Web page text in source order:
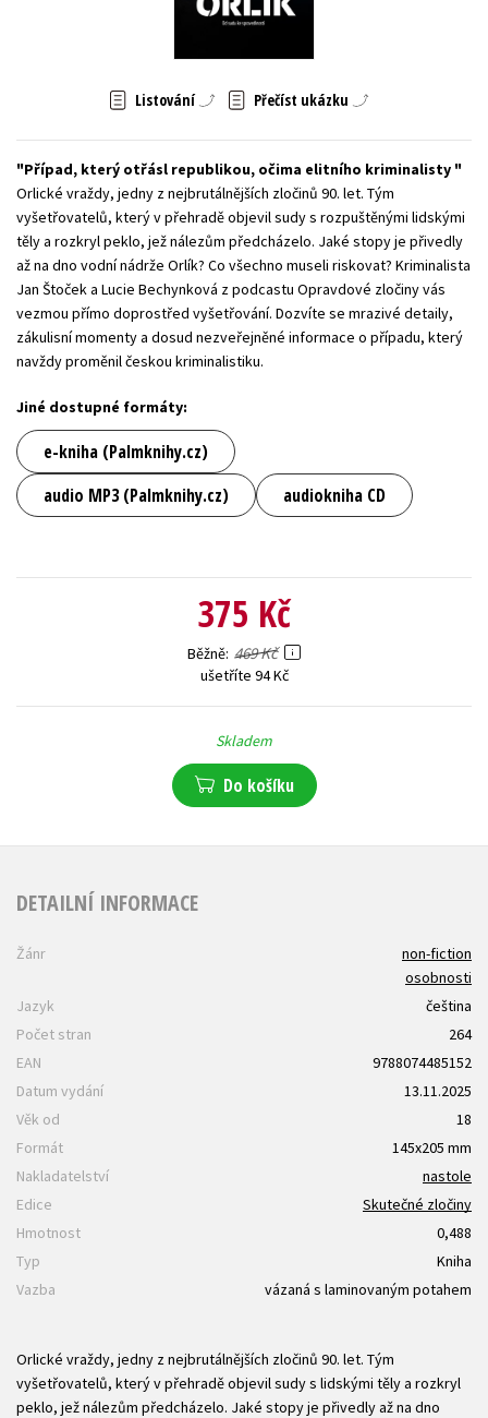
Zahraniční literatura
Listování Přečíst ukázku
Případ, který otřásl republikou, očima elitního kriminalisty
Orlické vraždy, jedny z nejbrutálnějších zločinů 90. let. Tým
vyšetřovatelů, který v přehradě objevil sudy s rozpuštěnými lidskými
těly a rozkryl peklo, jež nálezům předcházelo. Jaké stopy je přivedly
až na dno vodní nádrže Orlík? Co všechno museli riskovat? Kriminalista
Jan Štoček a Lucie Bechynková z podcastu Opravdové zločiny vás
vezmou přímo doprostřed vyšetřování. Dozvíte se mrazivé detaily,
zákulisní momenty a dosud nezveřejněné informace o případu, který
navždy proměnil českou kriminalistiku.
Jiné dostupné formáty:
e-kniha (Palmknihy.cz)
audio MP3 (Palmknihy.cz)
audiokniha CD
375 Kč
Běžně 469 Kč
ušetříte 94 Kč
Skladem
Do košíku
DETAILNÍ INFORMACE
Žánr
non-fiction
osobnosti
Jazyk
čeština
Počet stran
264
EAN
9788074485152
Datum vydání
13.11.2025
Věk od
18
Formát
145x205 mm
Nakladatelství
nastole
Edice
Skutečné zločiny
Hmotnost
0,488
Typ
Kniha
Vazba
vázaná s laminovaným potahem
Orlické vraždy, jedny z nejbrutálnějších zločinů 90. let. Tým
vyšetřovatelů, který v přehradě objevil sudy s lidskými těly a rozkryl
peklo, jež nálezům předcházelo. Jaké stopy je přivedly až na dno